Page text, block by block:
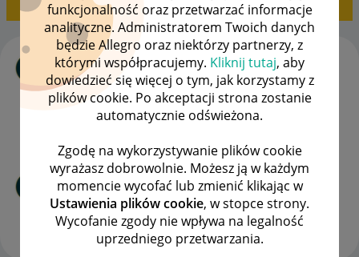
funkcjonalność oraz przetwarzać informacje
analityczne. Administratorem Twoich danych
będzie Allegro oraz niektórzy partnerzy, z
którymi współpracujemy. Kliknij tutaj, aby
dowiedzieć się więcej o tym, jak korzystamy z
plików cookie. Po akceptacji strona zostanie
automatycznie odświeżona.
Zgodę na wykorzystywanie plików cookie
wyrażasz dobrowolnie. Możesz ją w każdym
momencie wycofać lub zmienić klikając w
Ustawienia plików cookie, w stopce strony.
Wycofanie zgody nie wpływa na legalność
uprzedniego przetwarzania.
Zwort paczki smart
autorexo10501z‎19-05-202511:00
Ostatnio opublikowano w dniu‎19-05-2025 11:21, autor
exo10501
Paczkomat nie wyświetla się
autorbasiulek1991z‎17-09-202408:25
Ostatnio opublikowano w dniu‎17-09-202415:20 , autor
SpeedyGonzalezz
ODPOWIEDZI 745 WYŚWIETLEŃ